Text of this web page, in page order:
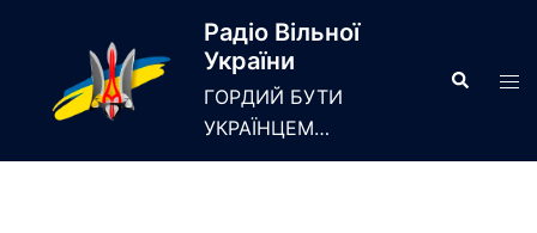
Радіо Вільної
України
ГОРДИЙ БУТИ
УКРАЇНЦЕМ…
Search